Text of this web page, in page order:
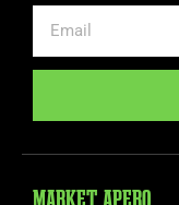
MARKET APERO